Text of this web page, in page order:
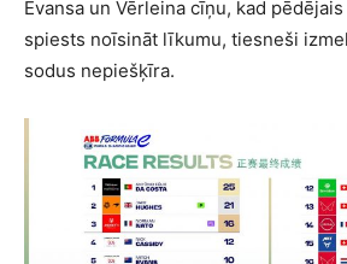
Evansa un Vērleina cīņu, kad
spiests noīsināt līkumu, tiesneši
sodus nepiešķīra.